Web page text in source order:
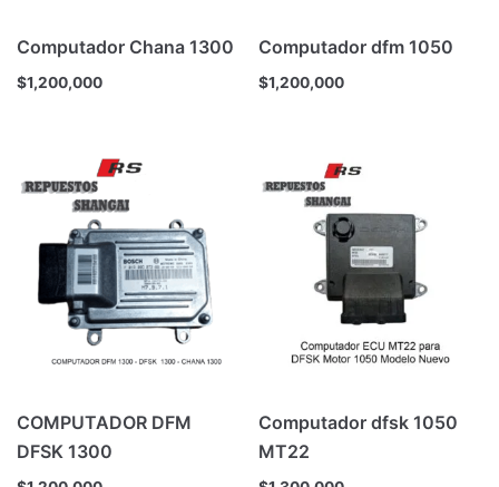
Computador Chana 1300
$1,200,000
Computador dfm 1050
$1,200,000
COMPUTADOR DFM
DFSK 1300
Computador dfsk 1050
MT22